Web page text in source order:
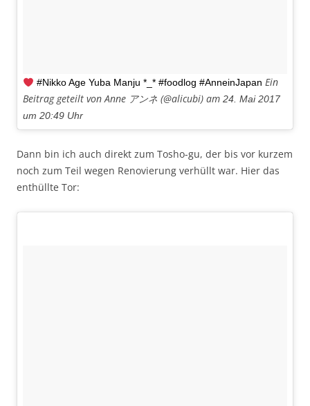
#Nikko Age Yuba Manju *_* #foodlog #AnneinJapan Ein
Beitrag geteilt von Anne アンネ (@alicubi) am 24. Mai 2017
um 20:49 Uhr
Dann bin ich auch direkt zum Tosho-gu, der bis vor kurzem
noch zum Teil wegen Renovierung verhüllt war. Hier das
enthüllte Tor: